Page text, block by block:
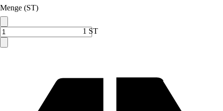
Menge (ST)
1 ST